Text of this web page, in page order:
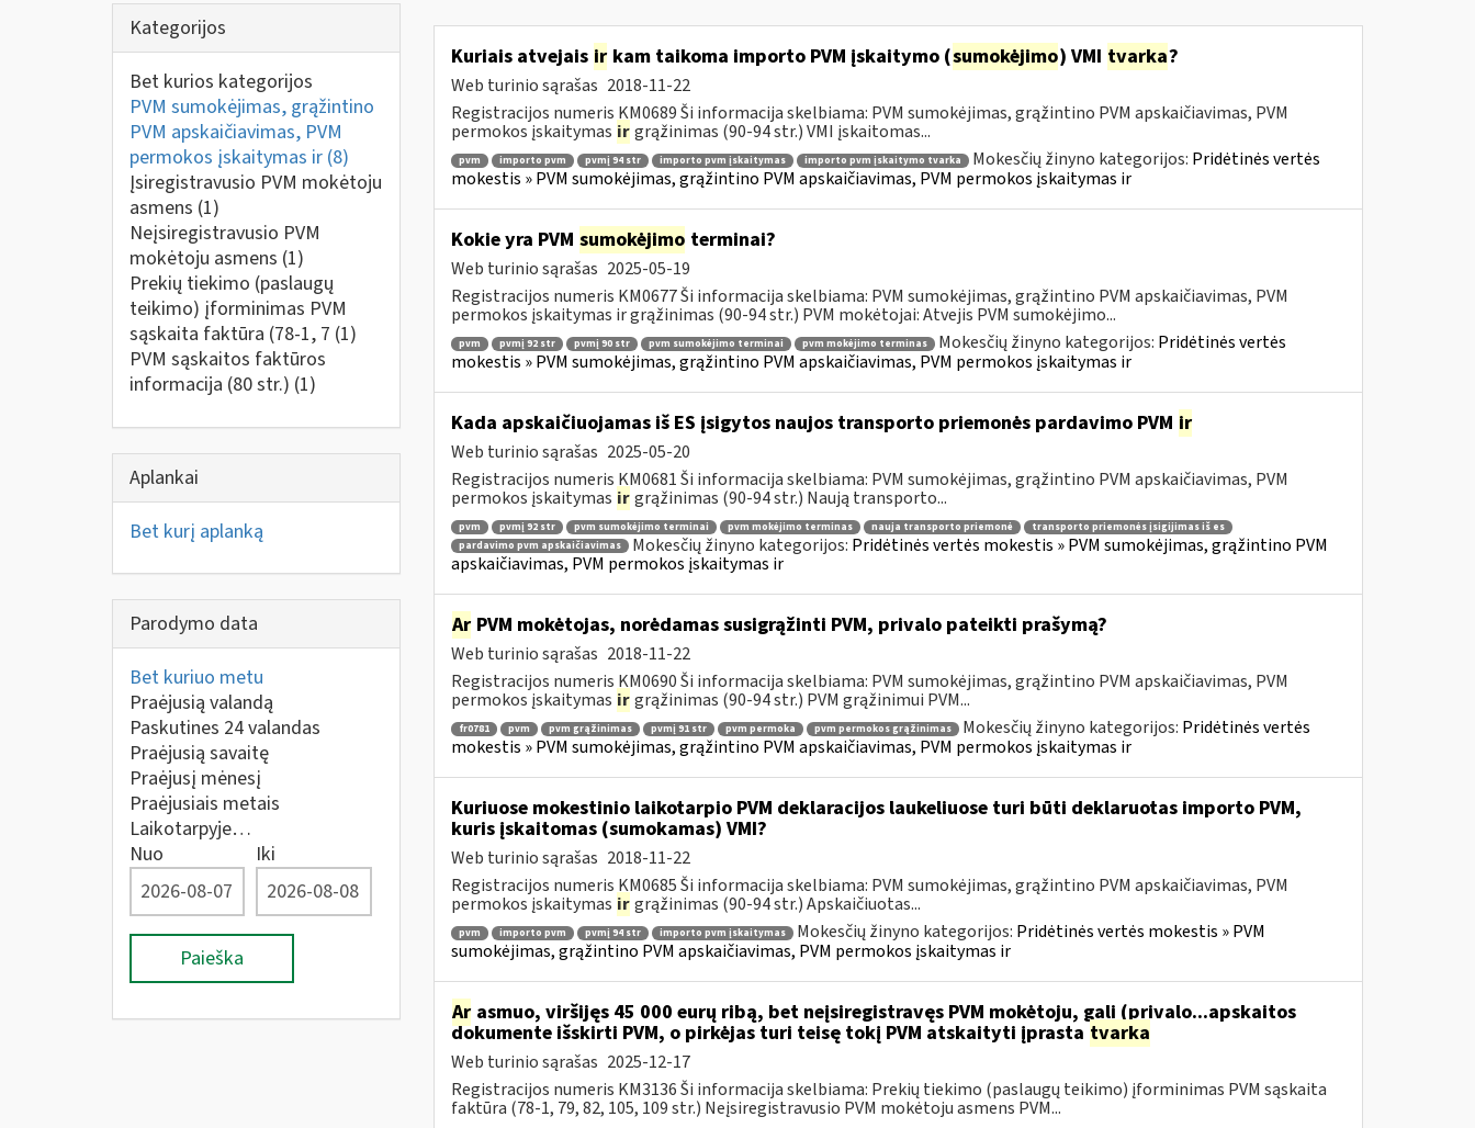
Kategorijos
Bet kurios kategorijos
PVM sumokėjimas, grąžintino
PVM apskaičiavimas, PVM
permokos įskaitymas ir (8)
Įsiregistravusio PVM mokėtoju
asmens (1)
Neįsiregistravusio PVM
mokėtoju asmens (1)
Prekių tiekimo (paslaugų
teikimo) įforminimas PVM
sąskaita faktūra (78-1, 7 (1)
PVM sąskaitos faktūros
informacija (80 str.) (1)
Aplankai
Bet kurį aplanką
Parodymo data
Bet kuriuo metu
Praėjusią valandą
Paskutines 24 valandas
Praėjusią savaitę
Praėjusį mėnesį
Praėjusiais metais
Laikotarpyje…
Nuo
Iki
Paieška
Kuriais atvejais irkam taikoma importo PVM įskaitymo (sumokėjimo) VMI tvarka?
Web turinio sąrašas 2018-11-22
Registracijos numeris KM0689 Ši informacija skelbiama: PVM sumokėjimas, grąžintino PVM apskaičiavimas, PVM
permokos įskaitymas ir grąžinimas (90-94 str.) VMI įskaitomas...
pvm importo pvm pvmį 94 str importo pvm įskaitymas importo pvm įskaitymo tvarka Mokesčių žinyno kategorijos: Pridėtinės vertės
mokestis » PVM sumokėjimas, grąžintino PVM apskaičiavimas, PVM permokos įskaitymas ir
Kokie yra PVM sumokėjimo terminai?
Web turinio sąrašas 2025-05-19
Registracijos numeris KM0677 Ši informacija skelbiama: PVM sumokėjimas, grąžintino PVM apskaičiavimas, PVM
permokos įskaitymas ir grąžinimas (90-94 str.) PVM mokėtojai: Atvejis PVM sumokėjimo...
pvm pvmį 92 str pvmį 90 str pvm sumokėjimo terminai pvm mokėjimo terminas Mokesčių žinyno kategorijos: Pridėtinės vertės
mokestis » PVM sumokėjimas, grąžintino PVM apskaičiavimas, PVM permokos įskaitymas ir
Kada apskaičiuojamas iš ES įsigytos naujos transporto priemonės pardavimo PVM ir
Web turinio sąrašas 2025-05-20
Registracijos numeris KM0681 Ši informacija skelbiama: PVM sumokėjimas, grąžintino PVM apskaičiavimas, PVM
permokos įskaitymas ir grąžinimas (90-94 str.) Naują transporto...
pvm pvmį 92 str pvm sumokėjimo terminai pvm mokėjimo terminas nauja transporto priemonė
transporto priemonės įsigijimas iš es
pardavimo pvm apskaičiavimas
Mokesčių žinyno kategorijos: Pridėtinės vertės mokestis » PVM sumokėjimas, grąžintino PVM
apskaičiavimas, PVM permokos įskaitymas ir
ArPVM mokėtojas, norėdamas susigrąžinti PVM, privalo pateikti prašymą?
Web turinio sąrašas 2018-11-22
Registracijos numeris KM0690 Ši informacija skelbiama: PVM sumokėjimas, grąžintino PVM apskaičiavimas, PVM
permokos įskaitymas ir grąžinimas (90-94 str.) PVM grąžinimui PVM...
fr0781 pvm pvm grąžinimas pvmį 91 str pvm permoka pvm permokos grąžinimas Mokesčių žinyno kategorijos: Pridėtinės vertės
mokestis » PVM sumokėjimas, grąžintino PVM apskaičiavimas, PVM permokos įskaitymas ir
Kuriuose mokestinio laikotarpio PVM deklaracijos laukeliuose turi būti deklaruotas importo PVM,
kuris įskaitomas (sumokamas) VMI?
Web turinio sąrašas 2018-11-22
Registracijos numeris KM0685 Ši informacija skelbiama: PVM sumokėjimas, grąžintino PVM apskaičiavimas, PVM
permokos įskaitymas ir grąžinimas (90-94 str.) Apskaičiuotas...
pvm importo pvm pvmį 94 str importo pvm įskaitymas Mokesčių žinyno kategorijos: Pridėtinės vertės mokestis » PVM
sumokėjimas, grąžintino PVM apskaičiavimas, PVM permokos įskaitymas ir
Arasmuo, viršijęs 45 000 eurų ribą, bet neįsiregistravęs PVM mokėtoju, gali (privalo...apskaitos
dokumente išskirti PVM, o pirkėjas turi teisę tokį PVM atskaityti įprasta tvarka
Web turinio sąrašas 2025-12-17
Registracijos numeris KM3136 Ši informacija skelbiama: Prekių tiekimo (paslaugų teikimo) įforminimas PVM sąskaita
faktūra (78-1, 79, 82, 105, 109 str.) Neįsiregistravusio PVM mokėtoju asmens PVM...